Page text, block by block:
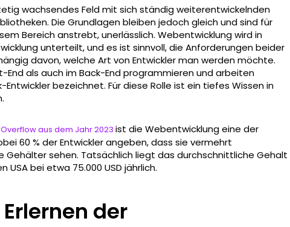
wachsendes Feld mit sich ständig weiterentwickelnden
Die Grundlagen bleiben jedoch gleich und sind für
Bereich anstrebt, unerlässlich. Webentwicklung wird in
unterteilt, und es ist sinnvoll, die Anforderungen beider
davon, welche Art von Entwickler man werden möchte.
End als auch im Back-End programmieren und arbeiten
Entwickler bezeichnet. Für diese Rolle ist ein tiefes Wissen in
aus dem Jahr 2023 ist die Webentwicklung eine der
60 % der Entwickler angeben, dass sie vermehrt
Gehälter sehen. Tatsächlich liegt das durchschnittliche Gehalt
USA bei etwa 75.000 USD jährlich.
der